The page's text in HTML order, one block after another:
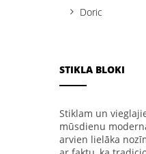
Doric
STIKLA BLOKI
Stiklam un
mūsdienu
arvien lielāka